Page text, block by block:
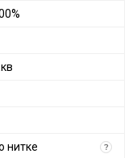
нитке ?